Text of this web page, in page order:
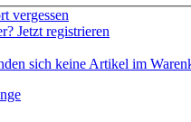
vergessen
Jetzt registrieren
sich keine Artikel im